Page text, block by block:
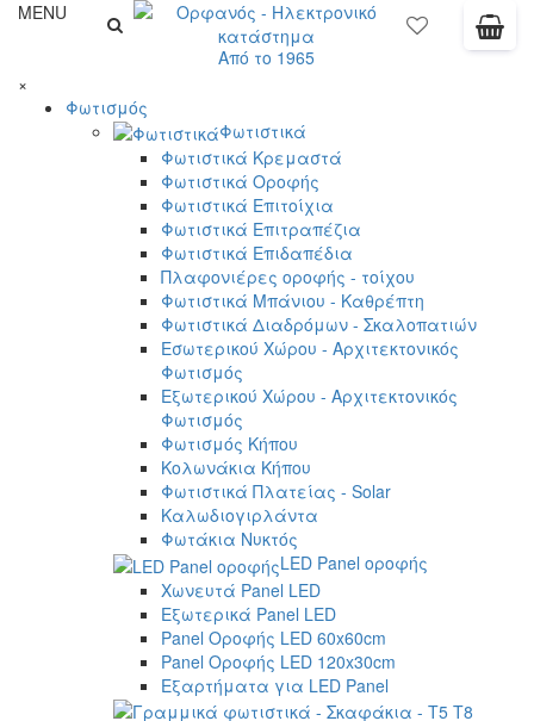
MENU
Από το 1965
×
Φωτισμός
Φωτιστικά
Φωτιστικά Κρεμαστά
Φωτιστικά Οροφής
Φωτιστικά Επιτοίχια
Φωτιστικά Επιτραπέζια
Φωτιστικά Επιδαπέδια
Πλαφονιέρες οροφής - τοίχου
Φωτιστικά Μπάνιου - Καθρέπτη
Φωτιστικά Διαδρόμων - Σκαλοπατιών
Εσωτερικού Χώρου - Αρχιτεκτονικός
Φωτισμός
Εξωτερικού Χώρου - Αρχιτεκτονικός
Φωτισμός
Φωτισμός Κήπου
Κολωνάκια Κήπου
Φωτιστικά Πλατείας - Solar
Καλωδιογιρλάντα
Φωτάκια Νυκτός
LED Panel οροφής
Χωνευτά Panel LED
Εξωτερικά Panel LED
Panel Οροφής LED 60x60cm
Panel Οροφής LED 120x30cm
Εξαρτήματα για LED Panel